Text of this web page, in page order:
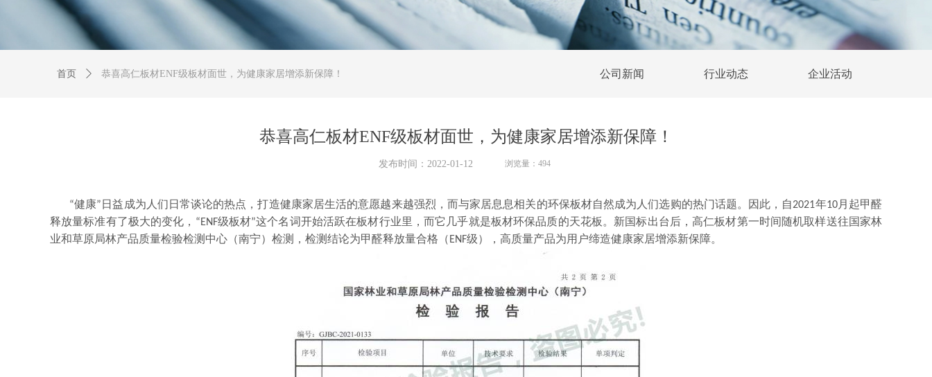
恭喜高仁板材ENF级板材面世，为健康家居增添新保障！
“健康”日益成为人们日常谈论的热点，打造健康家居生活的意愿越来越强烈，而与家居息息相关的环保板材自然成为人们选购的热门话题。因此，自2021年10月起甲醛
释放量标准有了极大的变化，“ENF级板材”这个名词开始活跃在板材行业里，而它几乎就是板材环保品质的天花板。新国标出台后，高仁板材第一时间随机取样送往国家林
业和草原局林产品质量检验检测中心（南宁）检测，检测结论为甲醛释放量合格（ENF级），高质量产品为用户缔造健康家居增添新保障。
公司新闻 行业动态 企业活动
首页 ꄲ 恭喜高仁板材ENF级板材面世，为健康家居增添新保障！
发布时间： 2022-01-12 浏览量： 494